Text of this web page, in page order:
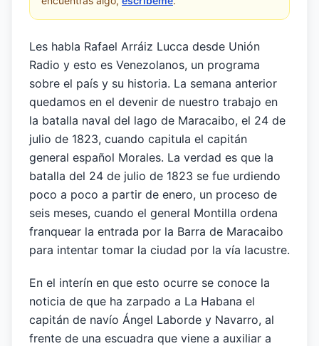
Les habla Rafael Arráiz Lucca desde Unión
Radio y esto es Venezolanos, un programa
sobre el país y su historia. La semana anterior
quedamos en el devenir de nuestro trabajo en
la batalla naval del lago de Maracaibo, el 24 de
julio de 1823, cuando capitula el capitán
general español Morales. La verdad es que la
batalla del 24 de julio de 1823 se fue urdiendo
poco a poco a partir de enero, un proceso de
seis meses, cuando el general Montilla ordena
franquear la entrada por la Barra de Maracaibo
para intentar tomar la ciudad por la vía lacustre.
En el interín en que esto ocurre se conoce la
noticia de que ha zarpado a La Habana el
capitán de navío Ángel Laborde y Navarro, al
frente de una escuadra que viene a auxiliar a